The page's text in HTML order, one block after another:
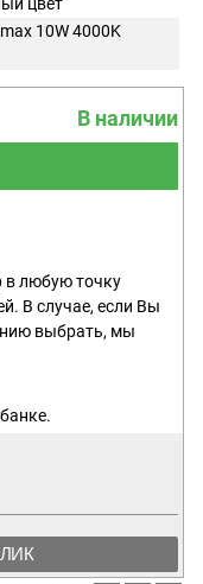
10W 4000K
В наличии
любую точку
В случае, если Вы
выбрать, мы